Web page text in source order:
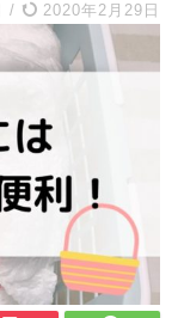
/ 2020年2月29日